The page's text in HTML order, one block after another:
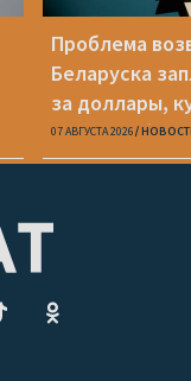
Проблема
Беларуска
за доллары,
07 АВГУСТА 2026